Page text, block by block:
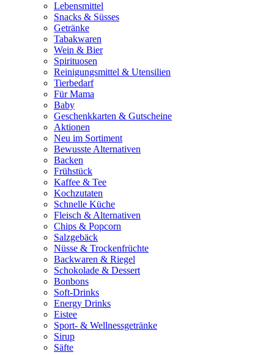
Lebensmittel
Snacks & Süsses
Getränke
Tabakwaren
Wein & Bier
Spirituosen
Reinigungsmittel & Utensilien
Tierbedarf
Für Mama
Baby
Geschenkkarten & Gutscheine
Aktionen
Neu im Sortiment
Bewusste Alternativen
Backen
Frühstück
Kaffee & Tee
Kochzutaten
Schnelle Küche
Fleisch & Alternativen
Chips & Popcorn
Salzgebäck
Nüsse & Trockenfrüchte
Backwaren & Riegel
Schokolade & Dessert
Bonbons
Soft-Drinks
Energy Drinks
Eistee
Sport- & Wellnessgetränke
Sirup
Säfte